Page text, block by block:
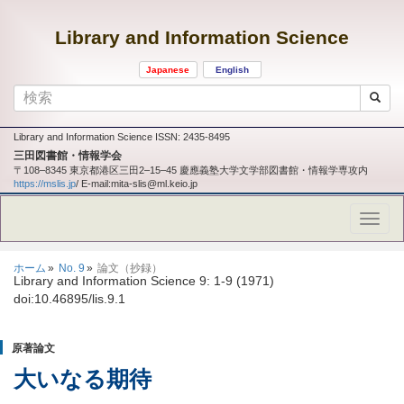
Library and Information Science
Japanese English
Library and Information Science ISSN: 2435-8495
三田図書館・情報学会
〒108‒8345 東京都港区三田2‒15‒45 慶應義塾大学文学部図書館・情報学専攻内
https://mslis.jp/ E-mail:mita-slis@ml.keio.jp
ホーム No. 9 論文（抄録）
Library and Information Science 9: 1-9 (1971)
doi:10.46895/lis.9.1
原著論文
大いなる期待